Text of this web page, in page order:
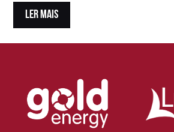
LER MAIS